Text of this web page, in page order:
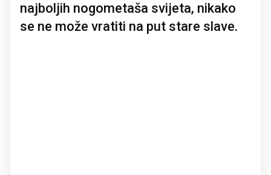
najboljih nogometaša svijeta, nikako
se ne može vratiti na put stare slave.